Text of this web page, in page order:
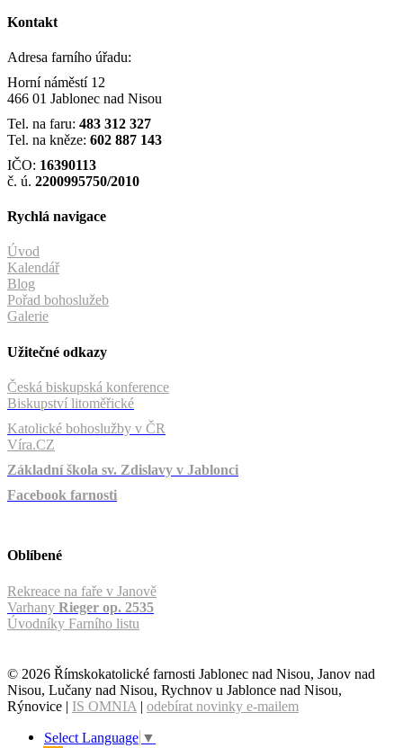
Kontakt
Adresa farního úřadu:
Horní náměstí 12
466 01 Jablonec nad Nisou
Tel. na faru: 483 312 327
Tel. na kněze: 602 887 143
IČO: 16390113
č. ú. 2200995750/2010
Rychlá navigace
Úvod
Kalendář
Blog
Pořad bohoslužeb
Galerie
Užitečné odkazy
Česká biskupská konference
Biskupství litoměřické
Katolické bohoslužby v ČR
Víra.CZ
Základní škola sv. Zdislavy v Jablonci
Facebook farnosti
Oblíbené
Rekreace na faře v Janově
Varhany Rieger op. 2535
Úvodníky Farního listu
© 2026 Římskokatolické farnosti Jablonec nad Nisou, Janov nad
Nisou, Lučany nad Nisou, Rychnov u Jablonce nad Nisou,
Rýnovice | IS OMNIA | odebírat novinky e-mailem
Select Language ▼